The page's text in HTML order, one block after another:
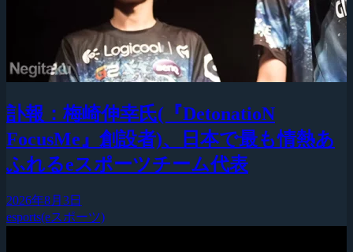
訃報：梅崎伸幸氏(『DetonatioN
FocusMe』創設者)、日本で最も情熱あ
ふれるeスポーツチーム代表
2026年8月3日
esports(eスポーツ)